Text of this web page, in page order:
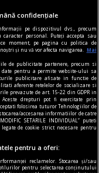
culoarea se
Un ton
ușor.
confidențiale
pe dispozitivul dvs., precum
personal. Puteți accepta sau
moment, pe pagina cu politica de
și nu vă vor afecta navigarea.
Mai
de publicitate partenere, precum si
pentru a permite website-ului sa
publicitare afisate in functie de
aferente retelelor de socializare si
prevazute de art. 15-22 din GDPR in
drepturi pot fi exercitate prin
folosirea tuturor Tehnologiilor de
accesarea informatiilor de catre
SETARILE INDIVIDUAL” puteti
de cookie strict necesare pentru
pentru a oferi:
reclamelor. Stocarea și/sau
pentru selectarea conținutului